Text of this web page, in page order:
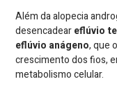
Além da alopecia
desencadeareflúvio
eflúvio anágeno, que
crescimento dos fios,
metabolismo celular.